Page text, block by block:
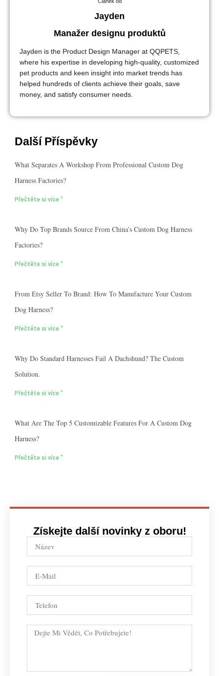
Jayden
Manažer designu produktů
Jayden is the Product Design Manager at QQPETS,
where his expertise in developing high-quality, customized
pet products and keen insight into market trends has
helped hundreds of clients achieve their goals, save
money, and satisfy consumer needs.
Další Příspěvky
What Separates A Workshop From Professional Custom Dog
Harness Factories?
Přečtěte si více "
Why Do Top Brands Source From China’s Custom Dog Harness
Factories?
Přečtěte si více "
From Etsy Seller To Brand: How To Manufacture Your Custom
Dog Harness?
Přečtěte si více "
Why Do Standard Harnesses Fail A Dachshund? The Custom
Solution.
Přečtěte si více "
What Are The Top 5 Customizable Features For A Custom Dog
Harness?
Přečtěte si více "
Získejte další novinky z oboru!